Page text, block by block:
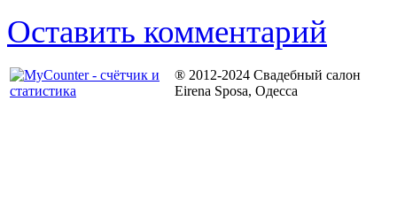
Оставить комментарий
® 2012-2024 Свадебный салон
Eirena Sposa, Одесса